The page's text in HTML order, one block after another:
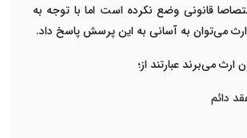
قانونی وضع نکرده است اما با توجه به
می‌توان به آسانی به این پرسش پاسخ داد.
ارث می‌برند عبارتند از؛
دائم